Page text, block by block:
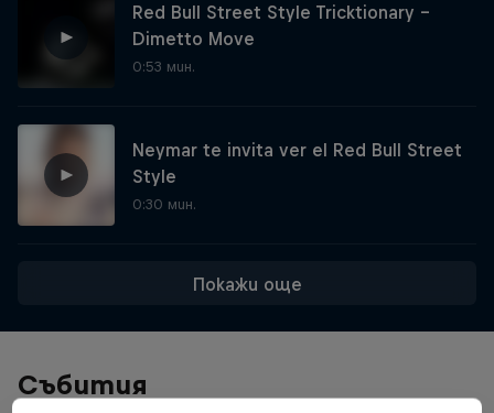
Red Bull Street Style Tricktionary –
Dimetto Move
0:53 мин.
Neymar te invita ver el Red Bull Street
Style
0:30 мин.
Покажи още
Събития